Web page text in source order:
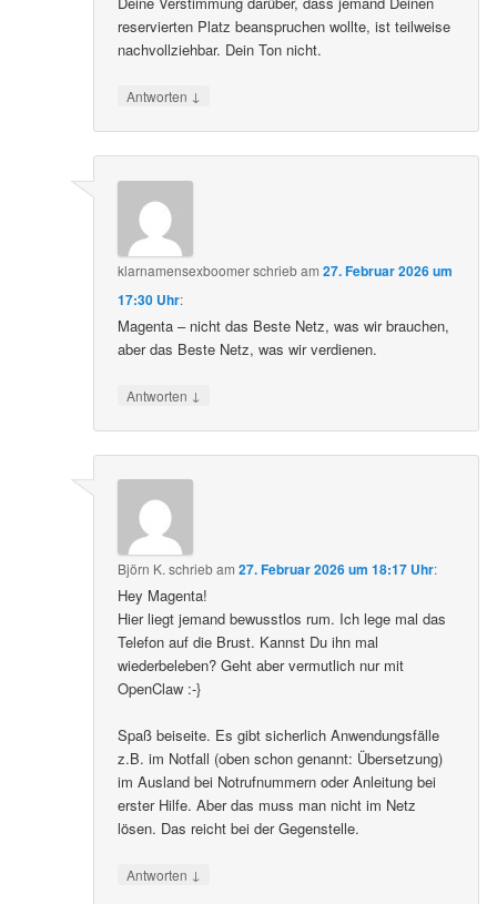
reservierten Platz beanspruchen wollte, ist teilweise
nachvollziehbar. Dein Ton nicht.
Antworten ↓
klarnamensexboomerschriebam27. Februar 2026 um
17:30 Uhr:
Magenta – nicht das Beste Netz, was wir brauchen,
aber das Beste Netz, was wir verdienen.
Antworten ↓
Björn K. schriebam27. Februar 2026 um 18:17 Uhr:
Hey Magenta!
Hier liegt jemand bewusstlos rum. Ich lege mal das
Telefon auf die Brust. Kannst Du ihn mal
wiederbeleben? Geht aber vermutlich nur mit
OpenClaw :-}
Spaß beiseite. Es gibt sicherlich Anwendungsfälle
z.B. im Notfall (oben schon genannt: Übersetzung)
im Ausland bei Notrufnummern oder Anleitung bei
erster Hilfe. Aber das muss man nicht im Netz
lösen. Das reicht bei der Gegenstelle.
Antworten ↓